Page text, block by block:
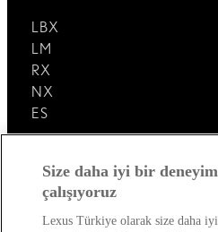
LBX
LM
RX
NX
ES
Lexus'u Keşfedin!
Satış Sonrası
Size daha iyi bir
çalışıyoruz
Lexus Türkiye olarak size daha